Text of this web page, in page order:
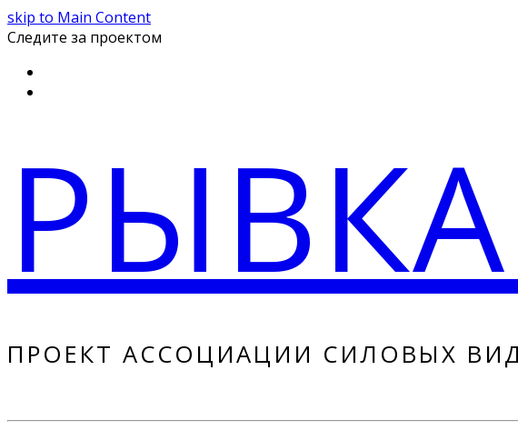
skip to Main Content
Следите за проектом
ПРОЕКТ АССОЦИАЦИИ СИЛОВЫХ